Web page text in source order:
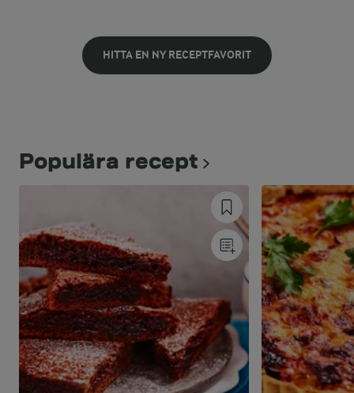
HITTA EN NY RECEPTFAVORIT
Populära recept